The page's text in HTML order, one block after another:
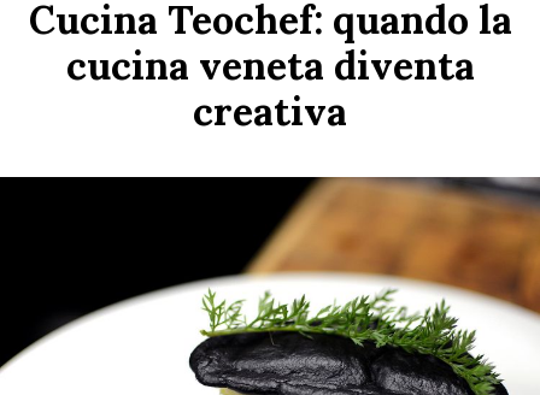
Cucina Teochef: quando la
cucina veneta diventa
creativa